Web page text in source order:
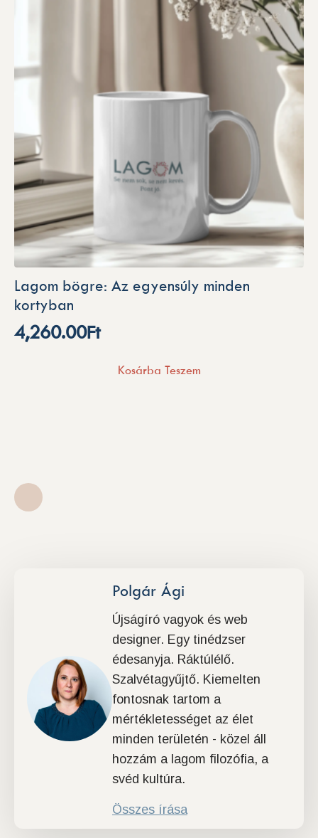
Lagom bögre: Az egyensúly minden
kortyban
4,260.00Ft
Kosárba Teszem
Polgár Ági
Újságíró vagyok és web
designer. Egy tinédzser
édesanyja. Ráktúlélő.
Szalvétagyűjtő. Kiemelten
fontosnak tartom a
mértékletességet az élet
minden területén - közel áll
hozzám a lagom filozófia, a
svéd kultúra.
Összes írása